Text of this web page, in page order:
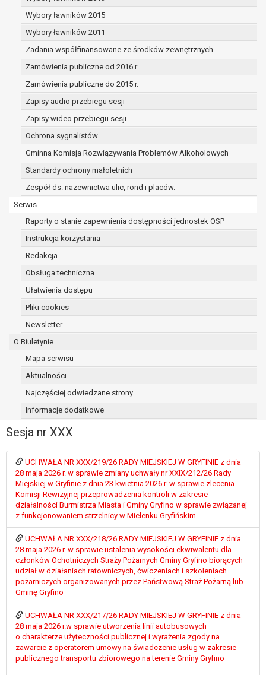
Wybory ławników 2015
Wybory ławników 2011
Zadania współfinansowane ze środków zewnętrznych
Zamówienia publiczne od 2016 r.
Zamówienia publiczne do 2015 r.
Zapisy audio przebiegu sesji
Zapisy wideo przebiegu sesji
Ochrona sygnalistów
Gminna Komisja Rozwiązywania Problemów Alkoholowych
Standardy ochrony małoletnich
Zespół ds. nazewnictwa ulic, rond i placów.
Serwis
Raporty o stanie zapewnienia dostępności jednostek OSP
Instrukcja korzystania
Redakcja
Obsługa techniczna
Ułatwienia dostępu
Pliki cookies
Newsletter
O Biuletynie
Mapa serwisu
Aktualności
Najczęściej odwiedzane strony
Informacje dodatkowe
Sesja nr XXX
UCHWAŁA NR XXX/219/26 RADY MIEJSKIEJ W GRYFINIE z dnia
28 maja 2026 r. w sprawie zmiany uchwały nr XXIX/212/26 Rady
Miejskiej w Gryfinie z dnia 23 kwietnia 2026 r. w sprawie zlecenia
Komisji Rewizyjnej przeprowadzenia kontroli w zakresie
działalności Burmistrza Miasta i Gminy Gryfino w sprawie związanej
z funkcjonowaniem strzelnicy w Mielenku Gryfińskim
UCHWAŁA NR XXX/218/26 RADY MIEJSKIEJ W GRYFINIE z dnia
28 maja 2026 r. w sprawie ustalenia wysokości ekwiwalentu dla
członków Ochotniczych Straży Pożarnych Gminy Gryfino biorących
udział w działaniach ratowniczych, ćwiczeniach i szkoleniach
pożarniczych organizowanych przez Państwową Straż Pożarną lub
Gminę Gryfino
UCHWAŁA NR XXX/217/26 RADY MIEJSKIEJ W GRYFINIE z dnia
28 maja 2026 r.w sprawie utworzenia linii autobusowych
o charakterze użyteczności publicznej i wyrażenia zgody na
zawarcie z operatorem umowy na świadczenie usług w zakresie
publicznego transportu zbiorowego na terenie Gminy Gryfino
celu wywiązania się z obowiązku
prawo do żądania ograniczenia
przetwarzania danych osobowych na
podstawie art. 18 RODO, w przypadku gdy:
osoba, której dane dotyczą
kwestionuje prawidłowość danych
osobowych – na okres pozwalający
administratorowi sprawdzić
przetwarzanie danych jest niezgodne
z prawem, a osoba, której dane
dotyczą, sprzeciwia się usunięciu
danych, żądając w zamian ich
ograniczenia,
danych dla swoich celów, ale osoba,
której dane dotyczą, potrzebuje ich do
ustalenia, obrony lub dochodzenia
roszczeń,
osoba, której dane dotyczą, wniosła
sprzeciw wobec przetwarzania
danych - do czasu ustalenia czy
prawnie uzasadnione podstawy po
podstawie art. 20 RODO, w przypadku gdy
przetwarzanie danych odbywa się na
której dane dotyczą lub na podstawie
zautomatyzowany;
prawo sprzeciwu wobec przetwarzania
danych na podstawie art. 21 RODO, wobec
przetwarzania danych osobowych, którego
podstawą prawną jest:
wykonania zadania realizowanego w
interesie publicznym lub w ramach
sprawowania władzy publicznej
powierzonej administratorowi bądź
niezbędność przetwarzania do celów
wynikających z prawnie
uzasadnionych interesów
realizowanych przez administratora
lub przez stronę trzecią.
Z przyczyn związanych z Pani/Pana